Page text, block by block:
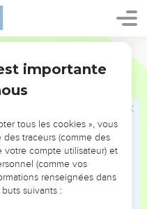
avez fait l’expérience
vous assurant ainsi
pour qu’ils bénéficient à
hommes dans leur propre
sa bienveillance à
de Dieu
importante
tous les cookies », vous
traceurs (comme des
compte utilisateur) et
(comme vos
renseignées dans
suivants :